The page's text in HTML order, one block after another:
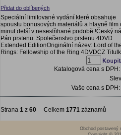
Přidat do oblíbených
Speciální limitované vydání které obsahuje
spoustu bonusových materiálů a hlavně film
minut delší v nesestřihané podobě !Český
Pán prstenů: Společenstvo prstenu 4DVD
Extended EditionOriginální název: Lord of
Rings: Fellowship of the Ring 4DVDCZ
Katalogová cena s DPH:
Vaše cena s DPH:
Strana 1 z 60 Celkem 1771 záznamů
Obchod postavený